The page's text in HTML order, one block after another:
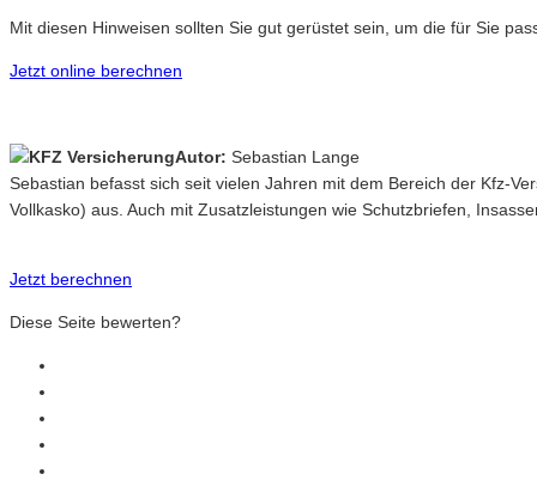
Mit diesen Hinweisen sollten Sie gut gerüstet sein, um die für Sie
Jetzt online berechnen
Autor: Sebastian Lange
Sebastian befasst sich seit vielen Jahren mit dem Bereich der Kfz-
Vollkasko) aus. Auch mit Zusatzleistungen wie Schutzbriefen,
Jetzt berechnen
Diese Seite bewerten?